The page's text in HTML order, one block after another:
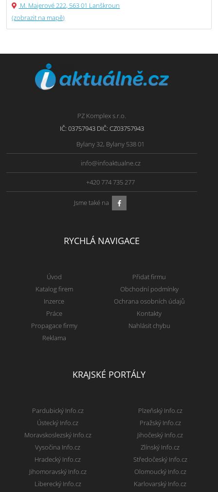
M. Majerové 222, 563 01 Lanškroun
(zobrazit na mapě)
PZ Komplex s.r.o.
IČ: 03757943 DIČ: CZ03757943
Bylany 32, Bylany 538 01
info@infoaktualne.cz
+420 774 735 277
Jsme také na
RYCHLÁ NAVIGACE
Úvod
Katalog firem
Inzerce
Práce
Propagace firmy
Reklama
Přidat firmu
Obchodní podmínky
Ochrana osobních údajů
Kontakty
Nahlásit chybu
KRAJSKÉ PORTÁLY
Pardubický Info.cz
Ústecký Info.cz
Moravskoslezský Info.cz
Vysočina Info.cz
Hradecký Info.cz
Jihomoravský Info.cz
Liberecký Info.cz
Plzeňský Info.cz
Pražský Info.cz
Jihočeský Info.cz
Zlínský Info.cz
Středočeský Info.cz
Olomoucký Info.cz
Karlovarský Info.cz